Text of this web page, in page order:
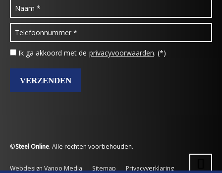
Ik ga akkoord met de privacyvoorwaarden. (*)
©Steel Online. Alle rechten voorbehouden.
Webdesign Vanoo Media Sitemap Privacyverklaring